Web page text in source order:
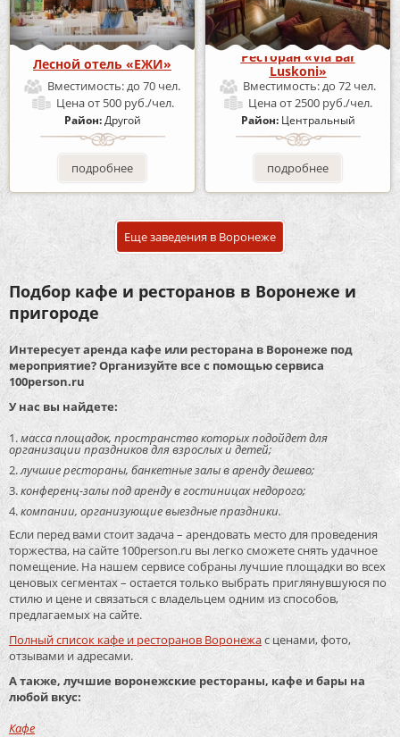
Лесной отель «ЕЖИ»
Вместимость:до 70 чел.
Ценаот 500 руб./чел.
Район:Другой
подробнее
Ресторан «Via Bar
Luskoni»
Вместимость:до 72 чел.
Ценаот 2500 руб./чел.
Район: Центральный
подробнее
Еще заведения в Воронеже
Подбор кафе и ресторанов в Воронеже и
пригороде
Интересует аренда кафе или ресторана в Воронеже под
мероприятие? Организуйте все с помощью сервиса
100person.ru
У нас вы найдете:
масса площадок, пространство которых подойдет для
организации праздников для взрослых и детей;
лучшие рестораны, банкетные залы в аренду дешево;
конференц-залы под аренду в гостиницах недорого;
компании, организующие выездные праздники.
Если перед вами стоит задача – арендовать место для проведения
торжества, на сайте 100person.ru вы легко сможете снять удачное
помещение. На нашем сервисе собраны лучшие площадки во всех
ценовых сегментах – остается только выбрать приглянувшуюся по
стилю и цене и связаться с владельцем одним из способов,
предлагаемых на сайте.
Полный список кафе и ресторанов Воронежас ценами, фото,
отзывами и адресами.
А также, лучшие воронежские рестораны, кафе и бары на
любой вкус:
Кафе